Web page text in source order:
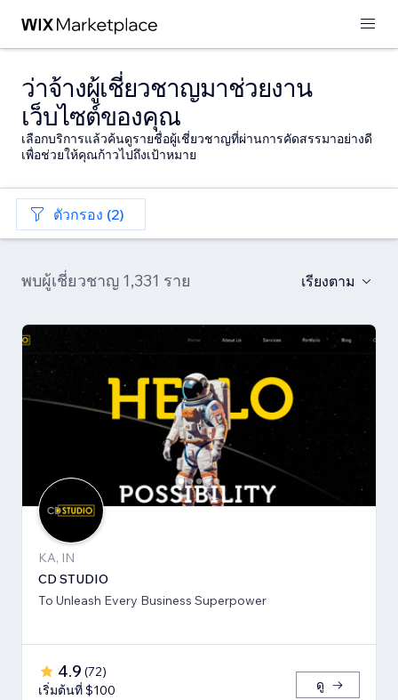
ว่าจ้างผู้เชี่ยวชาญมาช่วยงาน
เว็บไซต์ของคุณ
เลือกบริการแล้วค้นดูรายชื่อผู้เชี่ยวชาญที่ผ่านการคัดสรรมาอย่างดี
เพื่อช่วยให้คุณก้าวไปถึงเป้าหมาย
ตัวกรอง (2)
พบผู้เชี่ยวชาญ 1,331 ราย เรียงตาม
KA, IN
CD STUDIO
To Unleash Every Business Superpower
4.9 (72)
เริ่มต้นที่ $100
ดู